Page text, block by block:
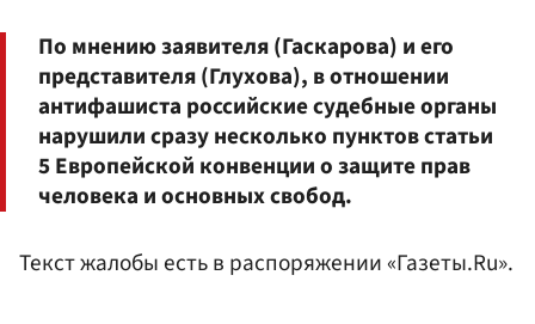
По мнению заявителя (Гаскарова) и его
представителя (Глухова), в отношении
антифашиста российские судебные органы
нарушили сразу несколько пунктов статьи
5 Европейской конвенции о защите прав
человека и основных свобод.
Текст жалобы есть в распоряжении «Газеты.Ru».